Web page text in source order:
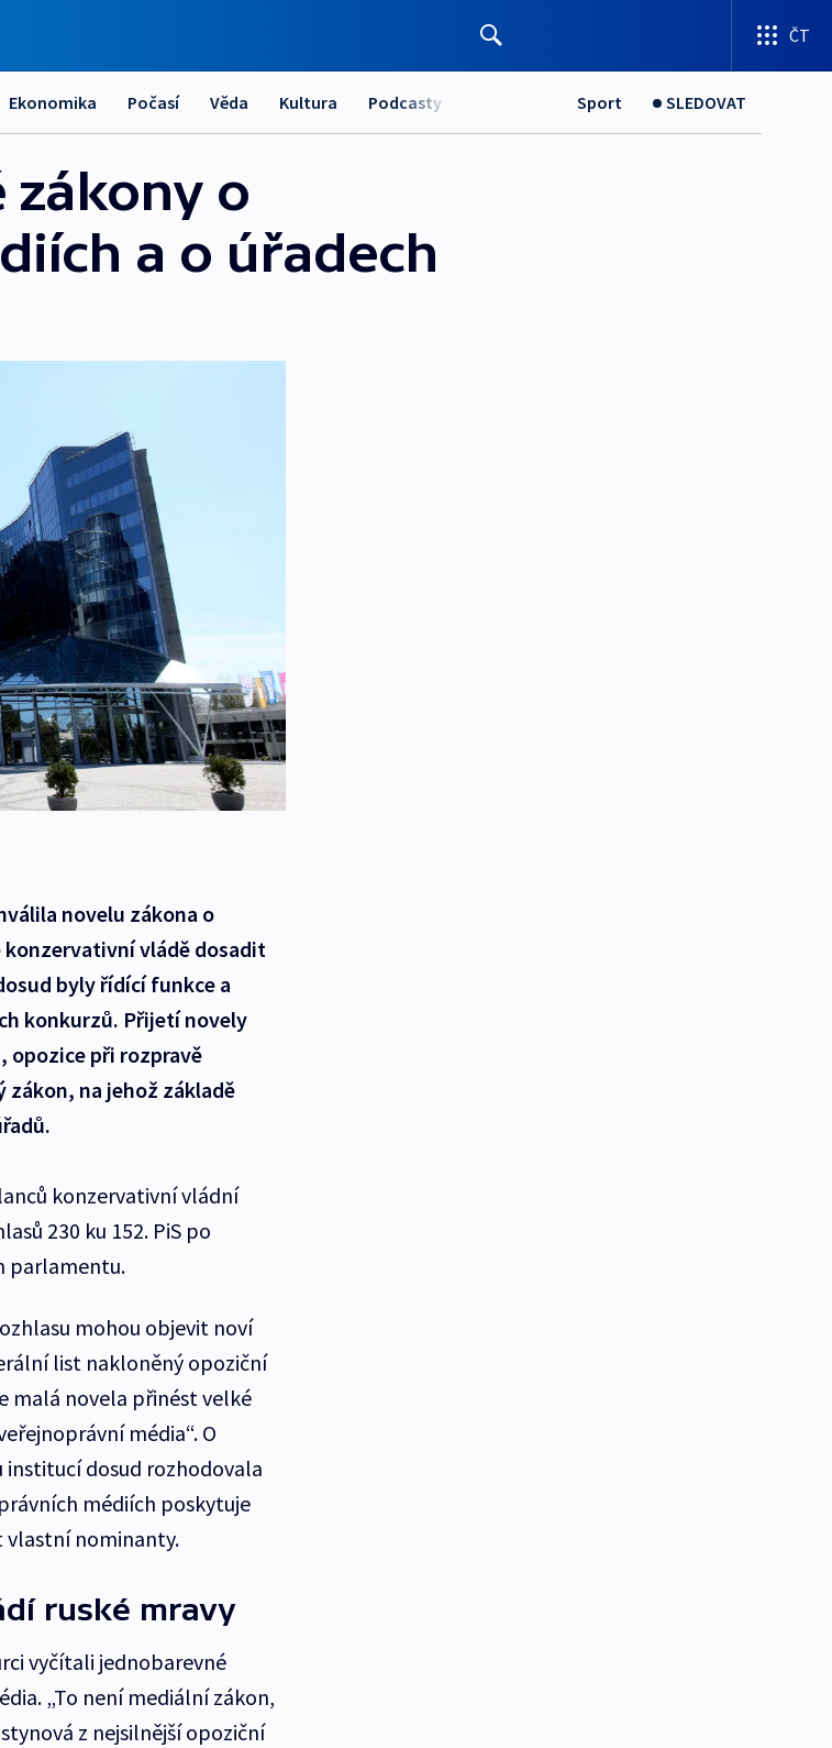
ČT
Ekonomika Počasí Věda Kultura Podcasty Sport SLEDOVAT
zákony o
a o úřadech
novelu zákona o
vládě dosadit
byly řídící funkce a
konkurzů. Přijetí novely
opozice při rozpravě
na jehož základě
konzervativní vládní
230 ku 152. PiS po
parlamentu.
mohou objevit noví
list nakloněný opoziční
malá novela přinést velké
média“. O
dosud rozhodovala
médiích poskytuje
nominanty.
ruské mravy
vyčítali jednobarevné
„To není mediální zákon,
z nejsilnější opoziční